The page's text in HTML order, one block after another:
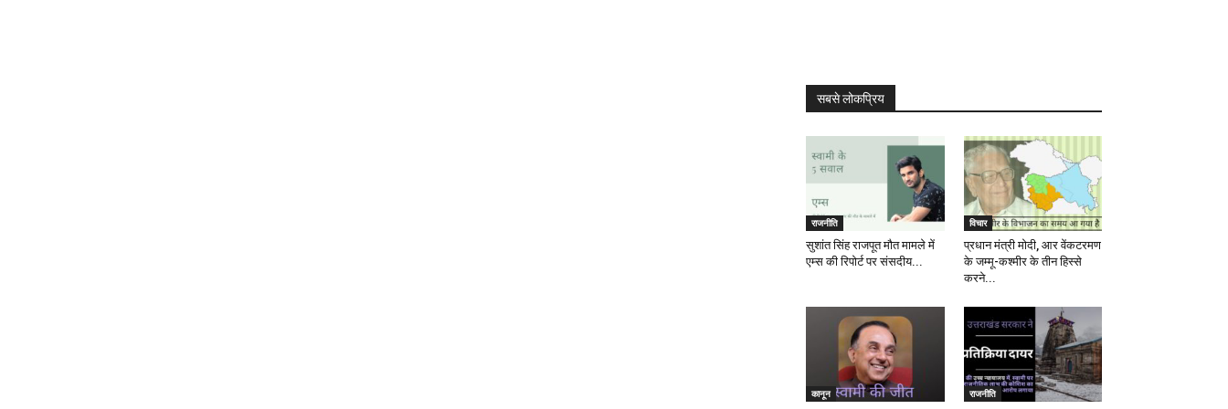
सबसे लोकप्रिय
राजनीति
सुशांत सिंह राजपूत मौत मामले में
एम्स की रिपोर्ट पर संसदीय...
विचार
प्रधान मंत्री मोदी, आर वेंकटरमण
के जम्मू-कश्मीर के तीन हिस्से
करने...
कानून राजनीति